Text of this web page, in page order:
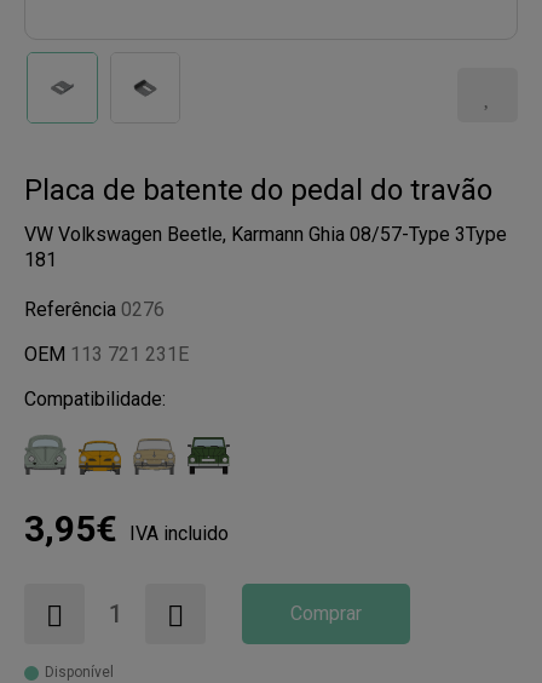
Placa de batente do pedal do travão
VW Volkswagen Beetle, Karmann Ghia 08/57-Type 3Type
181
Referência 0276
OEM 113 721 231E
Compatibilidade:
3,95€ IVA incluido
Comprar
Disponível